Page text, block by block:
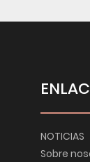
NOTICIAS
Sobre